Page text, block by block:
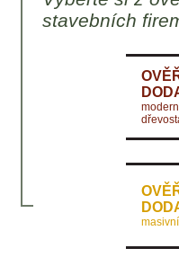
AKTUÁLNĚ
ZDRAVÉ
stavebních